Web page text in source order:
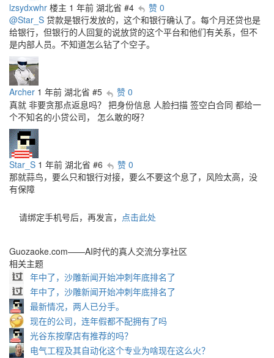
lzsydxwhr 楼主 1 年前 湖北省 #4
赞 0
@Star_S 贷款是银行发放的，这个和银行确认了。每个月还贷也是
给银行，但银行的人回复的说放贷的这个平台和他们有关系，但不
是内部人员。不知道怎么钻了个空子。
Archer 1 年前 湖北省 #5
赞 0
真就 非要贪那点返息吗？ 把身份信息 人脸扫描 签空白合同 都给一
个不知名的小贷公司， 怎么敢的呀？
Star_S 1 年前 湖北省 #6
赞 0
那就蒜鸟，要么只和银行对接，要么不要这个息了，风险太高，没
有保障
请绑定手机号后，再发言， 点击此处
Guozaoke.com——AI时代的真人交流分享社区
相关主题
年中了，沙雕新闻开始冲刺年底排名了
年中了，沙雕新闻开始冲刺年底排名了
最新情况，两人已分手。
现在的公司，连年假都不配拥有了吗
光谷东按摩店有推荐的吗？
电气工程及其自动化这个专业为啥现在这么火？